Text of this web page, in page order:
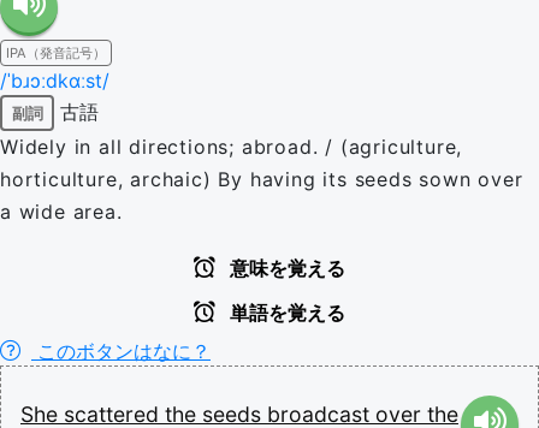
IPA（発音記号）
/ˈbɹɔːdkɑːst/
副詞
古語
Widely in all directions; abroad. / (agriculture,
horticulture, archaic) By having its seeds sown over
a wide area.
意味を覚える
単語を覚える
このボタンはなに？
She scattered the seeds broadcast over the